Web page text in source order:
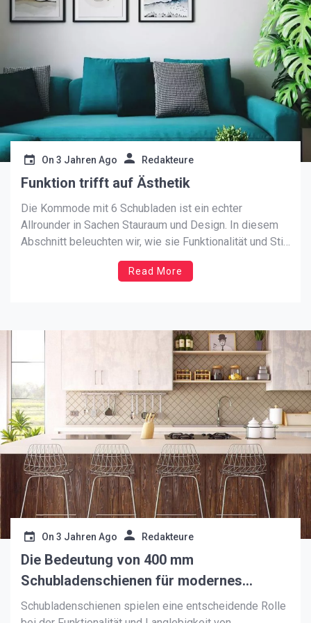
On 3 Jahren Ago Redakteure
Funktion trifft auf Ästhetik
Die Kommode mit 6 Schubladen ist ein echter
Allrounder in Sachen Stauraum und Design. In diesem
Abschnitt beleuchten wir, wie sie Funktionalität und Stil
harmonisch vereint, um jeden Wohnraum zu bereichern.
Designaspekte: Eleganz in jedem Detail Eine Kommode
Read More
On 3 Jahren Ago Redakteure
Die Bedeutung von 400 mm
Schubladenschienen für modernes
Möbeldesign
Schubladenschienen spielen eine entscheidende Rolle